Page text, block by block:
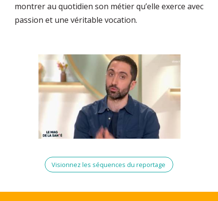
montrer au quotidien son métier qu’elle exerce avec
passion et une véritable vocation.
Visionnez les séquences du reportage